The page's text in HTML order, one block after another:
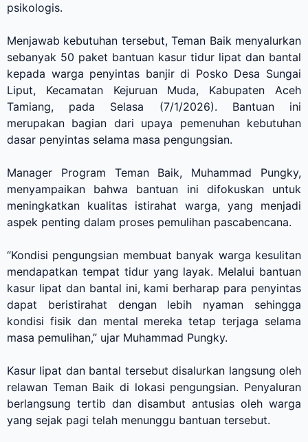
psikologis.
Menjawab kebutuhan tersebut, Teman Baik menyalurkan
sebanyak 50 paket bantuan kasur tidur lipat dan bantal
kepada warga penyintas banjir di Posko Desa Sungai
Liput, Kecamatan Kejuruan Muda, Kabupaten Aceh
Tamiang, pada Selasa (7/1/2026). Bantuan ini
merupakan bagian dari upaya pemenuhan kebutuhan
dasar penyintas selama masa pengungsian.
Manager Program Teman Baik, Muhammad Pungky,
menyampaikan bahwa bantuan ini difokuskan untuk
meningkatkan kualitas istirahat warga, yang menjadi
aspek penting dalam proses pemulihan pascabencana.
“Kondisi pengungsian membuat banyak warga kesulitan
mendapatkan tempat tidur yang layak. Melalui bantuan
kasur lipat dan bantal ini, kami berharap para penyintas
dapat beristirahat dengan lebih nyaman sehingga
kondisi fisik dan mental mereka tetap terjaga selama
masa pemulihan,” ujar Muhammad Pungky.
Kasur lipat dan bantal tersebut disalurkan langsung oleh
relawan Teman Baik di lokasi pengungsian. Penyaluran
berlangsung tertib dan disambut antusias oleh warga
yang sejak pagi telah menunggu bantuan tersebut.